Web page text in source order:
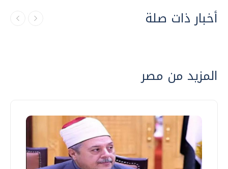
أخبار ذات صلة
المزيد من مصر